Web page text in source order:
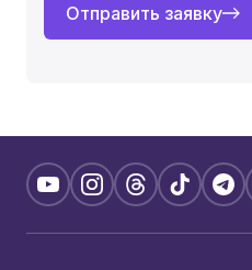
Отправить заявку